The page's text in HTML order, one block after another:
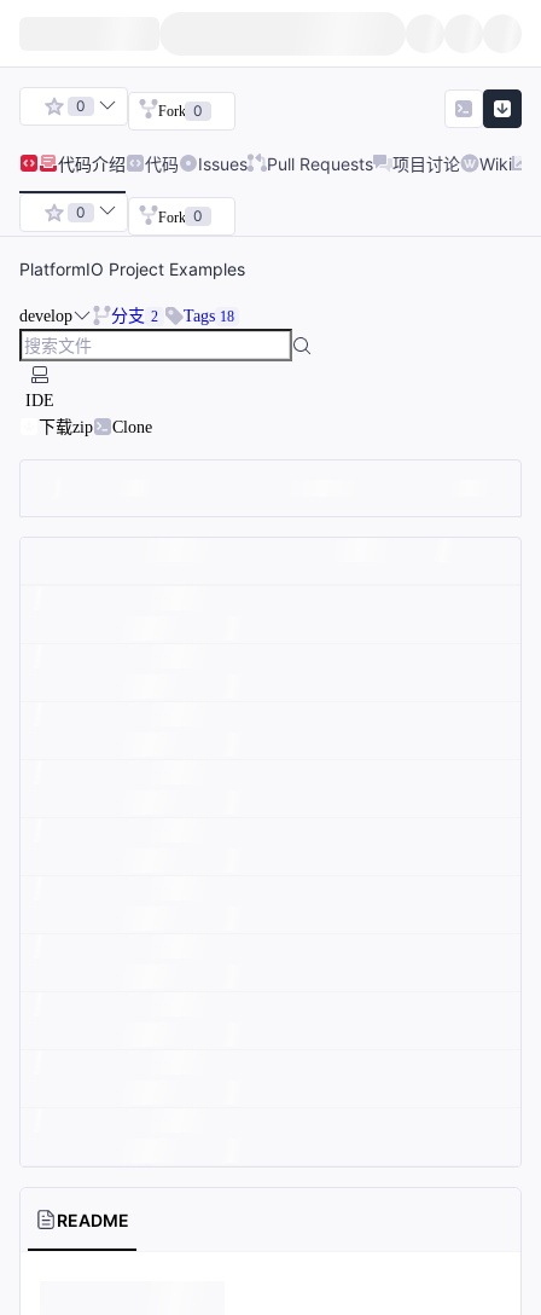
0 Fork 0
代码介绍 代码 Issues Pull Requests 项目讨论 Wiki
0 Fork 0
PlatformIO Project Examples
develop 分支 2 Tags 18
IDE
下载zip
Clone
README